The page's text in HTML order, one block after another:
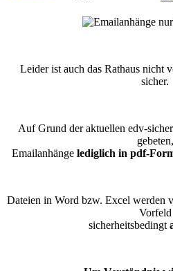
Leider ist auch das Rathaus nicht
sicher.
Auf Grund der aktuellen edv-
gebeten,
Emailanhänge lediglich in pdf-
Dateien in Word bzw. Excel werden
Vorfeld
sicherheitsbedingt